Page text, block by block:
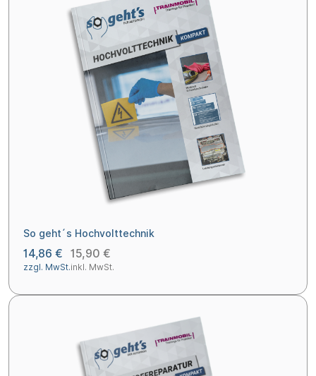
So geht´s Hochvolttechnik
14,86 €
zzgl. MwSt.
15,90 €
inkl. MwSt.